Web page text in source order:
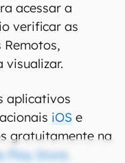
acessar a
verificar as
Remotos,
visualizar.
aplicativos
iOS e
gratuitamente na
Play Store.